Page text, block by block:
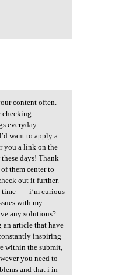
content often.
checking
everyday.
want to apply a
you a link on the
days! Thank
them center to
out it further.
-----i’m curious
with my
any solutions?
an article that have
inspiring
within the submit,
you need to
and that i in